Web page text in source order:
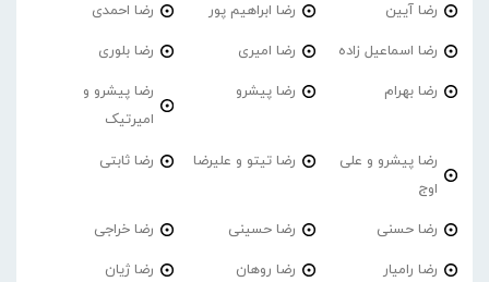
رضا آیین رضا ابراهیم پور رضا احمدی
رضا اسماعیل زاده رضا امیری رضا بلوری
رضا بهرام رضا پیشرو
رضا پیشرو و
امیرتیک
رضا پیشرو و علی
اوج
رضا تیتو و علیرضا رضا ثابتی
رضا حسنی رضا حسینی رضا خراجی
رضا رامیار رضا روهان رضا ژیان